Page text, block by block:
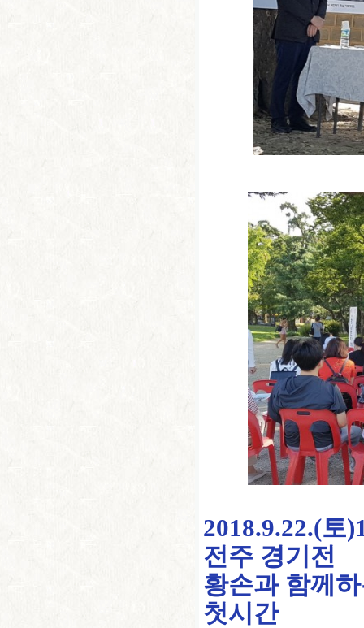
2018.9.22.(토
전주 경기전
황손과 함께
첫시간